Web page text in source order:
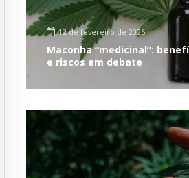
12 de fevereiro de 2026
Maconha “medicinal”:
e riscos em debate